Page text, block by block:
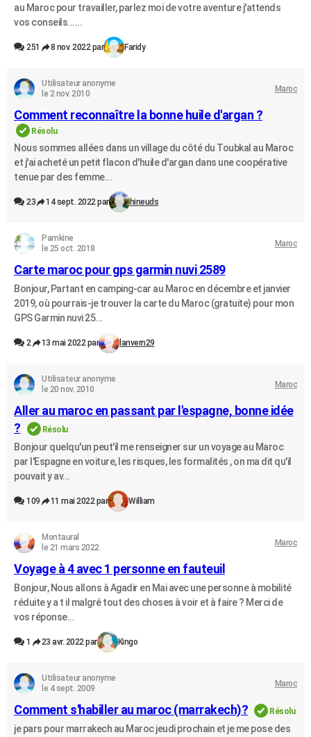
au Maroc pour travailler, parlez moi de votre aventure j'attends
vos conseils......
251 8 nov. 2022 par Faridy
Utilisateur anonyme
le 2 nov. 2010
Maroc
Comment reconnaître la bonne huile d'argan ?
Résolu
Nous sommes allées dans un village du côté du Toubkal au Maroc
et j'ai acheté un petit flacon d'huile d'argan dans une coopérative
tenue par des femme...
23 14 sept. 2022 par hineuds
Pamkine
le 25 oct. 2018
Maroc
Carte maroc pour gps garmin nuvi 2589
Bonjour, Partant en camping-car au Maroc en décembre et janvier
2019, où pourrais-je trouver la carte du Maroc (gratuite) pour mon
GPS Garmin nuvi 25...
2 13 mai 2022 par lanvern29
Utilisateur anonyme
le 20 nov. 2010
Maroc
Aller au maroc en passant par l'espagne, bonne idée
?
Résolu
Bonjour quelqu'un peut'il me renseigner sur un voyage au Maroc
par l'Espagne en voiture, les risques, les formalités , on ma dit qu'il
pouvait y av...
109 11 mai 2022 par William
Montaural
le 21 mars 2022
Maroc
Voyage à 4 avec 1 personne en fauteuil
Bonjour, Nous allons à Agadir en Mai avec une personne à mobilité
réduite y a t il malgré tout des choses à voir et à faire ? Merci de
vos réponse...
1 23 avr. 2022 par Kingo
Utilisateur anonyme
le 4 sept. 2009
Maroc
Comment s'habiller au maroc (marrakech)? Résolu
je pars pour marrakech au Maroc jeudi prochain et je me pose des